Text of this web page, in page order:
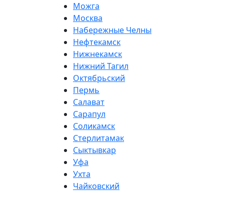
Можга
Москва
Набережные Челны
Нефтекамск
Нижнекамск
Нижний Тагил
Октябрьский
Пермь
Салават
Сарапул
Соликамск
Стерлитамак
Сыктывкар
Уфа
Ухта
Чайковский